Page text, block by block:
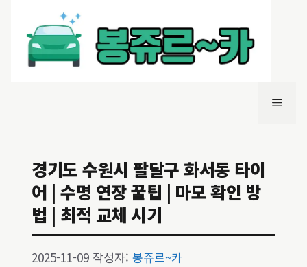
메
경기도 수원시 팔달구 화서동 타이
어 | 수명 연장 꿀팁 | 마모 확인 방
법 | 최적 교체 시기
2025-11-09 작성자: 봉쥬르~카